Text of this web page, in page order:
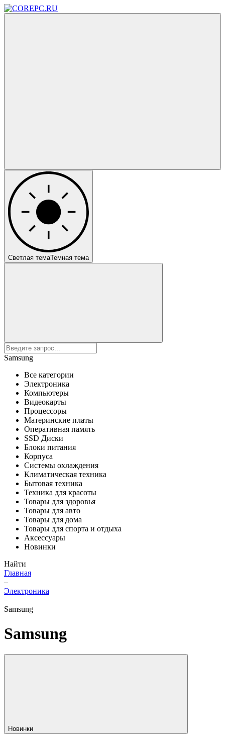
Светлая темаТемная тема
Samsung
Все категории
Электроника
Компьютеры
Видеокарты
Процессоры
Материнские платы
Оперативная память
SSD Диски
Блоки питания
Корпуса
Системы охлаждения
Климатическая техника
Бытовая техника
Техника для красоты
Товары для здоровья
Товары для авто
Товары для дома
Товары для спорта и отдыха
Аксессуары
Новинки
Найти
Главная
–
Электроника
–
Samsung
Samsung
Новинки